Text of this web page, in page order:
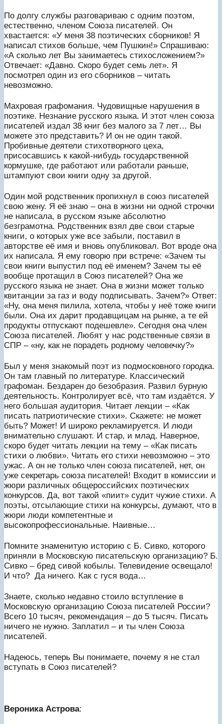
По долгу службы разговариваю с одним поэтом,
естественно, членом Союза писателей. Он
хвастается: «У меня 38 поэтических сборников! Я
написал стихов больше, чем Пушкин!» Спрашиваю:
«А сколько лет Вы занимаетесь стихосложением?»
Отвечает: «Давно. Скоро будет семь лет». Я
посмотрел один из его сборников – читать
невозможно.
Махровая графомания. Чудовищные нарушения в
поэтике. Незнание русского языка. И этот член союза
писателей издал 38 книг без малого за 7 лет… Вы
можете это представить? И он не один такой.
Пробивные деятели стихотворного цеха,
присосавшись к какой-нибудь государственной
кормушке, где работают или работали раньше,
штампуют свои книги одну за другой.
Один мой родственник пропихнул в союз писателей
свою жену. Я её знаю – она в жизни ни одной строчки
не написала, в русском языке абсолютно
безграмотна. Родственник взял две свои старые
книги, о которых уже все забыли, поставил в
авторстве её имя и вновь опубликовал. Вот вроде она
их написала. Я ему говорю при встрече: «Зачем ты
свои книги выпустил под её именем? Зачем ты её
вообще протащил в Союз писателей? Она же
русского языка не знает. Она в жизни может только
квитанции за газ и воду подписывать. Зачем?» Ответ:
«Ну, она меня пилила, хотела, чтобы у неё тоже книги
были. Она их дарит продавщицам на рынке, а те ей
продукты отпускают подешевле». Сегодня она член
Союза писателей. Любят у нас родственные связи в
СПР – «ну, как не порадеть родному человечку?»
Был у меня знакомый поэт из подмосковного городка.
Он там главный по литературе. Классический
графоман. Бездарен до безобразия. Развил бурную
деятельность. Контролирует всё, что там издаётся. У
него большая аудитория. Читает лекции – «Как
писать патриотические стихи». Скажете: не может
быть? Может! И широко рекламируется. И люди
внимательно слушают. И стар, и млад. Наверное,
скоро будет читать лекции на тему – «Как писать
стихи о любви». Читать его стихи невозможно – это
ужас. А он не только член союза писателей, нет, он
уже секретарь союза писателей! Входит в комиссии и
жюри различных общероссийских поэтических
конкурсов. Да, вот такой «пиит» судит чужие стихи. А
поэты, отсылающие стихи на конкурсы, думают, что в
жюри люди компетентные и
высокопрофессиональные. Наивные…
Помните знаменитую историю с Б. Сивко, которого
приняли в Московскую писательскую организацию? Б.
Сивко – бред сивой кобылы. Телевидение освещало!
И что? Да ничего. Как с гуся вода…
Знаете, сколько недавно стоило вступление в
Московскую организацию Союза писателей России?
Всего 10 тысяч, рекомендация – до 5 тысяч. Писать
ничего не нужно. Заплатил – и ты член Союза
писателей.
Надеюсь, теперь Вы понимаете, почему я не стал
вступать в Союз писателей?
Вероника Астрова: